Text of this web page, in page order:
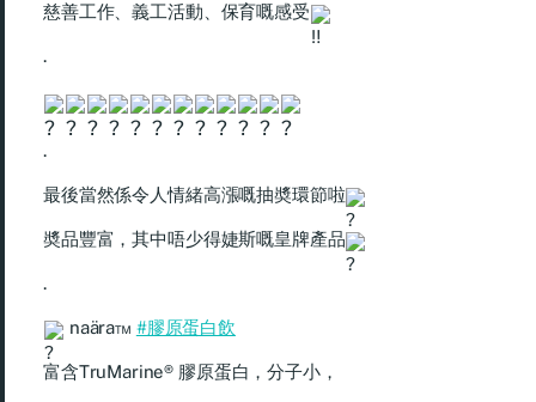
慈善工作、義工活動、保育嘅感受
.
.
最後當然係令人情緒高漲嘅抽奬環節啦
奬品豐富，其中唔少得婕斯嘅皇牌產品
.
naära™ #膠原蛋白飲
富含TruMarine® 膠原蛋白，分子小，